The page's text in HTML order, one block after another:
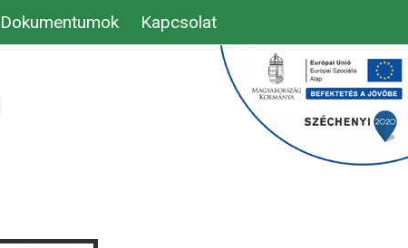
Dokumentumok Kapcsolat